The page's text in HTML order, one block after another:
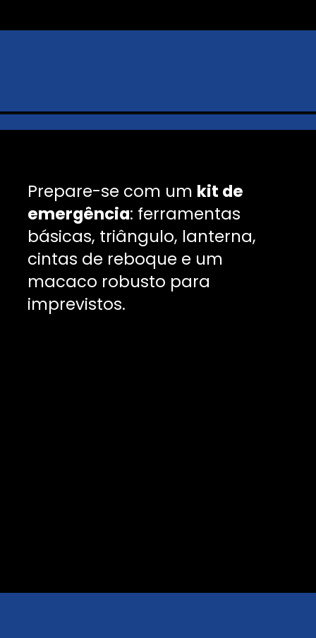
Prepare-se com um kit de
emergência: ferramentas
básicas, triângulo, lanterna,
cintas de reboque e um
macaco robusto para
imprevistos.